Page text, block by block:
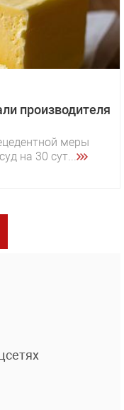
производителя
меры
на 30 сут...